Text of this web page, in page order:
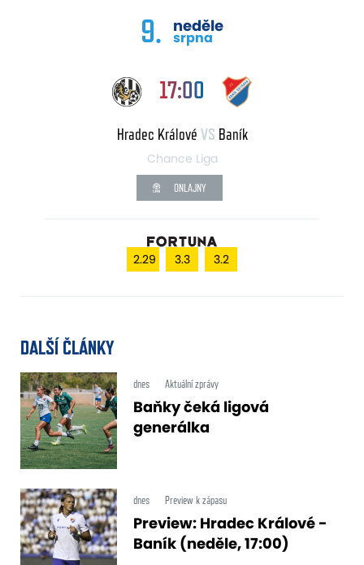
9. neděle
srpna
17:00
Hradec Králové VS Baník
Chance Liga
ONLAJNY
2.29 3.3 3.2
DALŠÍ ČLÁNKY
dnes Aktuální zprávy
Baňky čeká ligová
generálka
dnes Preview k zápasu
Preview: Hradec Králové -
Baník (neděle, 17:00)